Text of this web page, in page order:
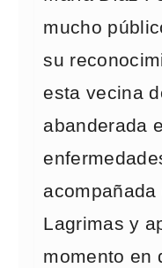
mucho
su
esta vecina
abanderada
Lagrimas y
momento en